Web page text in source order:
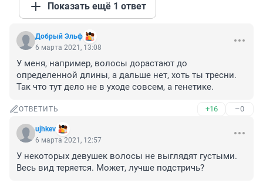
Показать ещё 1 ответ
Добрый Эльф
6 марта 2021, 13:08
У меня, например, волосы дорастают до
определенной длины, а дальше нет, хоть ты тресни.
Так что тут дело не в уходе совсем, а генетике.
ОТВЕТИТЬ +16 –0
ujhkev
6 марта 2021, 12:57
У некоторых девушек волосы не выглядят густыми.
Весь вид теряется. Может, лучше подстричь?